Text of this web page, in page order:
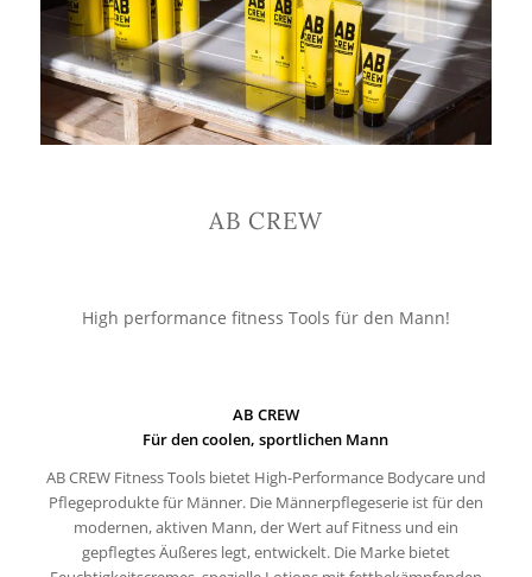
AB CREW
High performance fitness Tools für den Mann!
AB CREW
Für den coolen, sportlichen Mann
AB CREW Fitness Tools bietet High-Performance Bodycare und
Pflegeprodukte für Männer. Die Männerpflegeserie ist für den
modernen, aktiven Mann, der Wert auf Fitness und ein
gepflegtes Äußeres legt, entwickelt. Die Marke bietet